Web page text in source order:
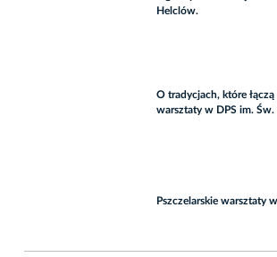
Helclów.
O tradycjach, które
warsztaty w DPS im. Św.
Pszczelarskie warsztaty